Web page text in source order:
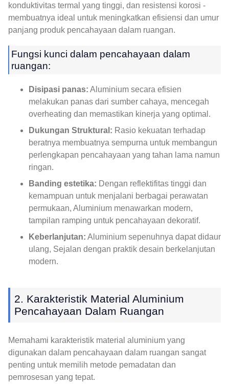
konduktivitas termal yang tinggi, dan resistensi korosi -
membuatnya ideal untuk meningkatkan efisiensi dan umur
panjang produk pencahayaan dalam ruangan.
Fungsi kunci dalam pencahayaan dalam
ruangan:
Disipasi panas: Aluminium secara efisien
melakukan panas dari sumber cahaya, mencegah
overheating dan memastikan kinerja yang optimal.
Dukungan Struktural: Rasio kekuatan terhadap
beratnya membuatnya sempurna untuk membangun
perlengkapan pencahayaan yang tahan lama namun
ringan.
Banding estetika: Dengan reflektifitas tinggi dan
kemampuan untuk menjalani berbagai perawatan
permukaan, Aluminium menawarkan modern,
tampilan ramping untuk pencahayaan dekoratif.
Keberlanjutan: Aluminium sepenuhnya dapat didaur
ulang, Sejalan dengan praktik desain berkelanjutan
modern.
2. Karakteristik Material Aluminium
Pencahayaan Dalam Ruangan
Memahami karakteristik material aluminium yang
digunakan dalam pencahayaan dalam ruangan sangat
penting untuk memilih metode pemadatan dan
pemrosesan yang tepat.